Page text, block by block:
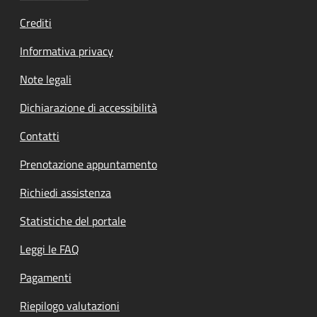
Crediti
Informativa privacy
Note legali
Dichiarazione di accessibilità
Contatti
Prenotazione appuntamento
Richiedi assistenza
Statistiche del portale
Leggi le FAQ
Pagamenti
Riepilogo valutazioni